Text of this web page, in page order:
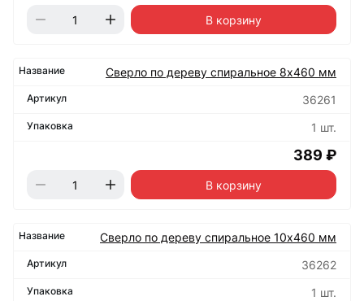
В корзину
Сверло по дереву спиральное 8х460 мм
36261
1 шт.
389 ₽
В корзину
Сверло по дереву спиральное 10х460 мм
36262
1 шт.